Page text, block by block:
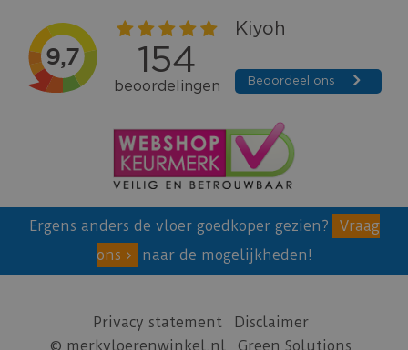
Ergens anders de vloer goedkoper gezien?
Vraag
ons
naar de mogelijkheden!
Privacy statement
Disclaimer
© merkvloerenwinkel.nl
Green Solutions